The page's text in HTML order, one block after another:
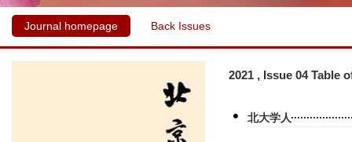
Journal homepage Back Issues
2021 , Issue 04 Table
北大学人